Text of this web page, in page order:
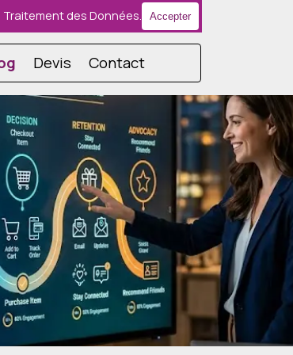
des Données. Accepter
Devis Contact